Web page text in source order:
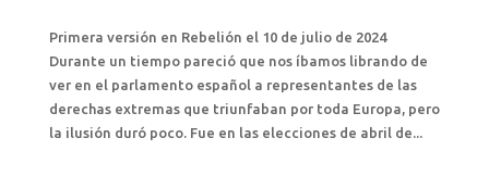
Primera versión en Rebelión el 10 de julio de 2024
Durante un tiempo pareció que nos íbamos librando de
ver en el parlamento español a representantes de las
derechas extremas que triunfaban por toda Europa, pero
la ilusión duró poco. Fue en las elecciones de abril de...